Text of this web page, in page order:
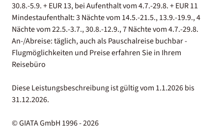
30.8.-5.9. + EUR 13, bei Aufenthalt vom 4.7.-29.8. + EUR 11
Mindestaufenthalt: 3 Nächte vom 14.5.-21.5., 13.9.-19.9., 4
Nächte vom 22.5.-3.7., 30.8.-12.9., 7 Nächte vom 4.7.-29.8.
An-/Abreise: täglich, auch als Pauschalreise buchbar -
Flugmöglichkeiten und Preise erfahren Sie in Ihrem
Reisebüro
Diese Leistungsbeschreibung ist gültig vom 1.1.2026 bis
31.12.2026.
© GIATA GmbH 1996 - 2026